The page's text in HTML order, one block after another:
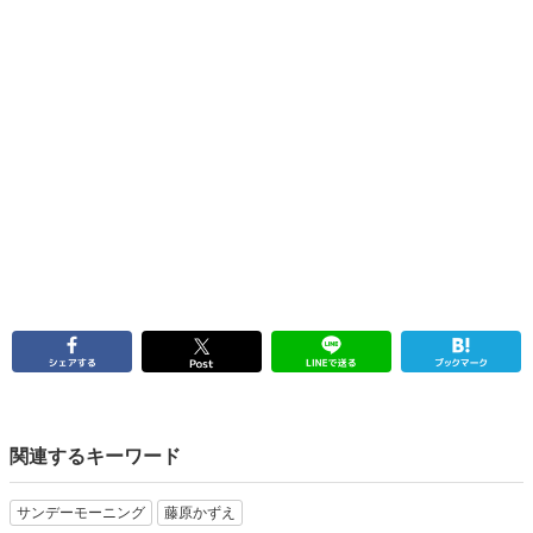
関連するキーワード
サンデーモーニング 藤原かずえ